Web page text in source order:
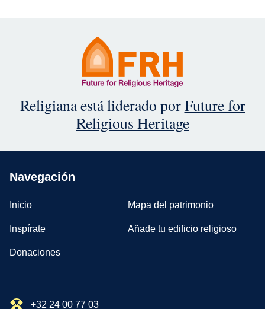
Religiana está liderado por ​​​​​Future for
Religious Heritage
Navegación
Inicio Mapa del patrimonio
Inspírate Añade tu edificio religioso
Donaciones
+32 24 00 77 03